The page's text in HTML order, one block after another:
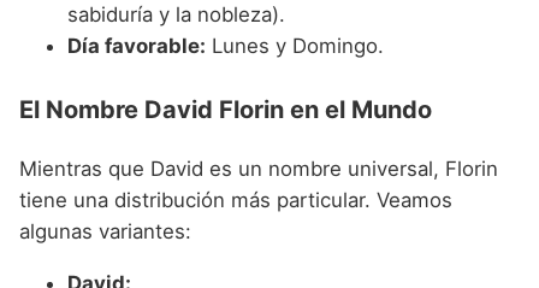
sabiduría y la nobleza).
Día favorable: Lunes y Domingo.
El Nombre David Florin en el Mundo
Mientras que David es un nombre universal, Florin
tiene una distribución más particular. Veamos
algunas variantes:
David: